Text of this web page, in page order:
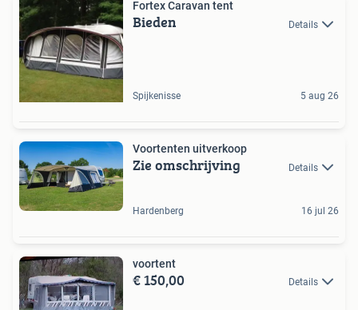
Fortex Caravan tent
Bieden Details
Spijkenisse 5 aug 26
Voortenten uitverkoop
Zie omschrijving Details
Hardenberg 16 jul 26
voortent
€ 150,00 Details